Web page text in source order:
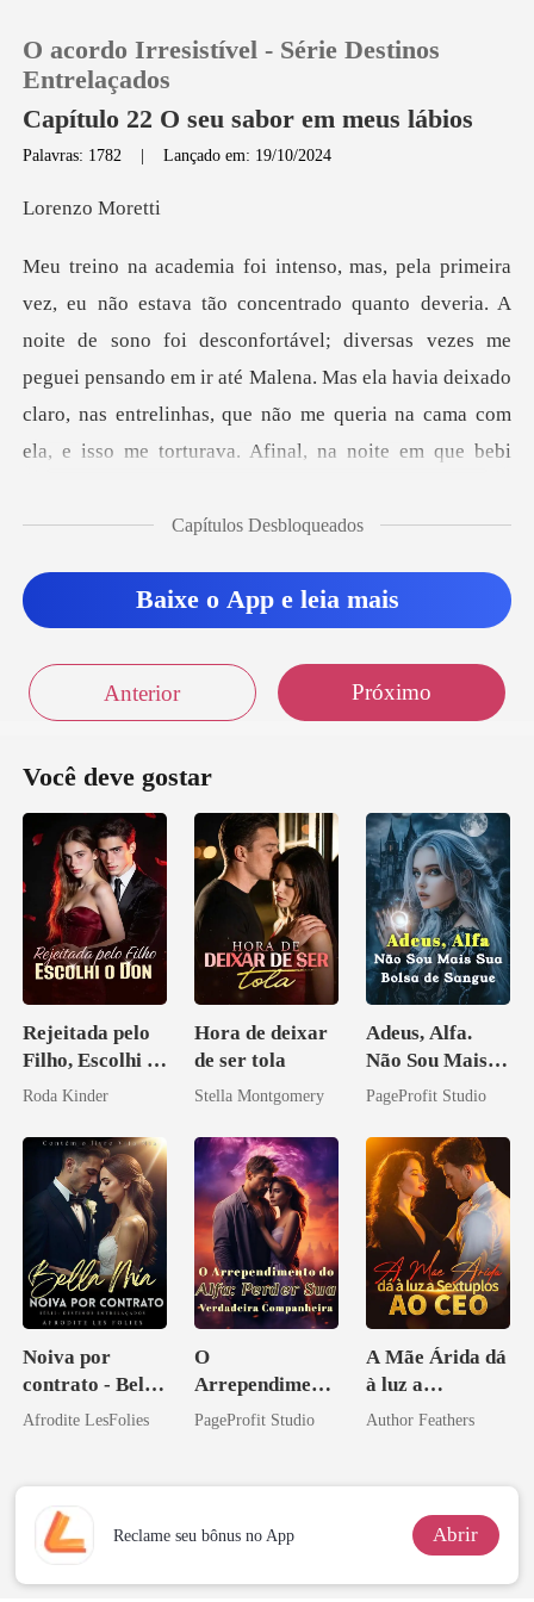
Histórico
Sair
Baixar App
O acordo Irresistível - Série Destinos
Entrelaçados
Capítulo 22 O seu sabor em meus lábios
Palavras: 1782 |Lançado em: 19/10/2024
zo Mo
te de sono foi desconfortável; diversas vezes me
peguei pensando em ir até Malena. Mas ela havia deixado
claro,
Capítulos Desbloqueados
Baixe o App e leia mais
Anterior Próximo
Você deve gostar
Rejeitada pelo
Filho, Escolhi o
Don
Roda Kinder
Hora de deixar
de ser tola
Stella Montgomery
Adeus, Alfa.
Não Sou Mais
Sua Bolsa de
PageProfit Studio
Noiva por
contrato - Bella
Mia
Afrodite LesFolies
O
Arrependiment
o do Alfa:
Companheira
PageProfit Studio
A Mãe Árida dá
à luz a
Sextuplos ao
Author Feathers
Reclame seu bônus no App Abrir